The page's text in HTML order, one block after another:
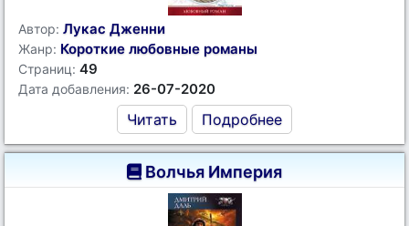
Автор: Лукас Дженни
Жанр: Короткие любовные романы
Страниц: 49
Дата добавления: 26-07-2020
Читать Подробнее
Волчья Империя